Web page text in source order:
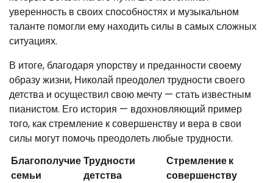
уверенность в своих способностях и музыкальном
таланте помогли ему находить силы в самых сложных
ситуациях.
В итоге, благодаря упорству и преданности своему
образу жизни, Николай преодолел трудности своего
детства и осуществил свою мечту — стать известным
пианистом. Его история — вдохновляющий пример
того, как стремление к совершенству и вера в свои
силы могут помочь преодолеть любые трудности.
Благополучие
семьи
Трудности
детства
Стремление к
совершенству